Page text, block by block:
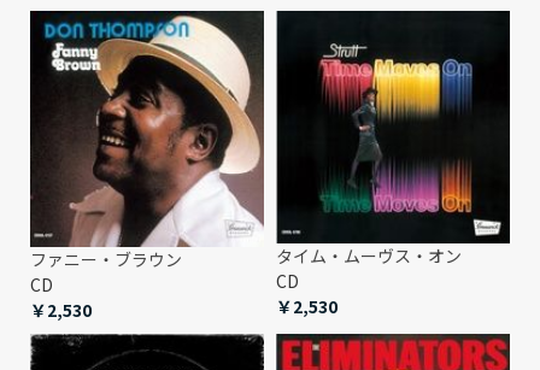
ファニー・ブラウン
CD
￥2,530
タイム・ムーヴス・オン
CD
￥2,530